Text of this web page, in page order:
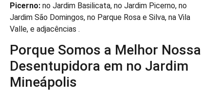
Picerno: no Jardim Basilicata, no Jardim Picerno, no
Jardim São Domingos, no Parque Rosa e Silva, na Vila
Valle, e adjacências .
Porque Somos a Melhor Nossa
Desentupidora em no Jardim
Mineápolis